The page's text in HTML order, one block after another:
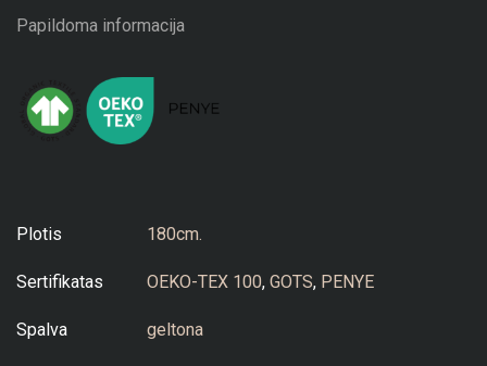
Papildoma informacija
Plotis 180cm.
Sertifikatas OEKO-TEX 100, GOTS, PENYE
Spalva geltona